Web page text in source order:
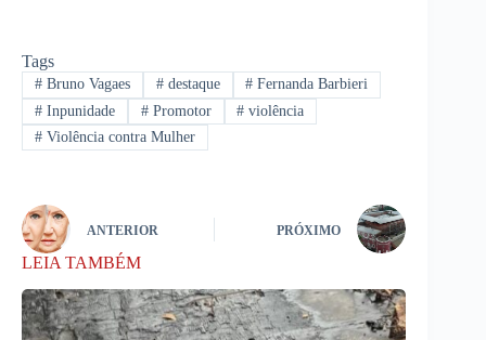
Tags
#Bruno Vagaes #destaque # Fernanda Barbieri
#Inpunidade #Promotor # violência
#Violência contra Mulher
ANTERIOR PRÓXIMO
LEIA TAMBÉM